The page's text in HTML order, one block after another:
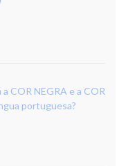
COR NEGRA e a COR
portuguesa?